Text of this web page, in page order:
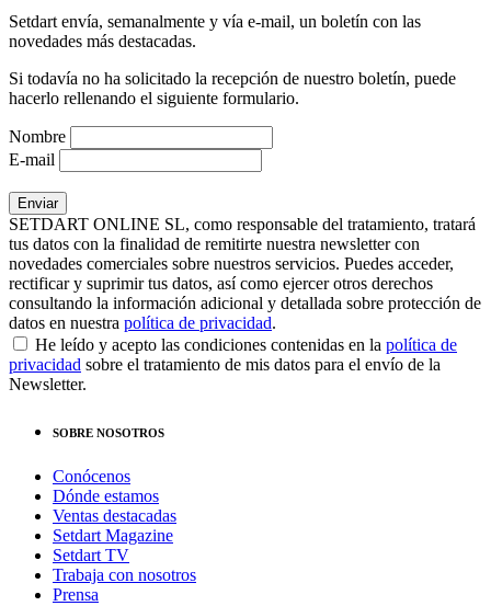
Setdart envía, semanalmente y vía e-mail, un boletín con las
novedades más destacadas.
Si todavía no ha solicitado la recepción de nuestro boletín, puede
hacerlo rellenando el siguiente formulario.
Nombre
E-mail
SETDART ONLINE SL, como responsable del tratamiento, tratará
tus datos con la finalidad de remitirte nuestra newsletter con
novedades comerciales sobre nuestros servicios. Puedes acceder,
rectificar y suprimir tus datos, así como ejercer otros derechos
consultando la información adicional y detallada sobre protección de
datos en nuestra política de privacidad.
He leído y acepto las condiciones contenidas en la política de
privacidad sobre el tratamiento de mis datos para el envío de la
Newsletter.
SOBRE NOSOTROS
Conócenos
Dónde estamos
Ventas destacadas
Setdart Magazine
Setdart TV
Trabaja con nosotros
Prensa